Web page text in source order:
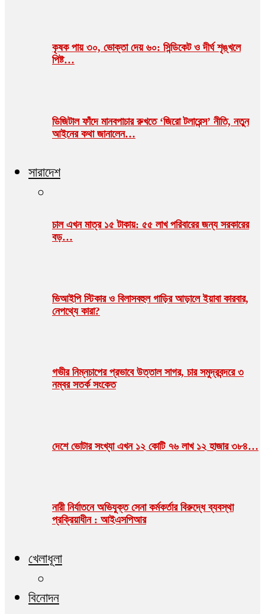
কৃষক পায় ৩০, ভোক্তা দেয় ৬০: সিন্ডিকেট ও দীর্ঘ শৃঙ্খলে
পিষ্ট…
ডিজিটাল ফাঁদে মানবপাচার রুখতে ‘জিরো টলারেন্স’ নীতি, নতুন
আইনের কথা জানালেন…
সারাদেশ
চাল এখন মাত্র ১৫ টাকায়: ৫৫ লাখ পরিবারের জন্য সরকারের
বড়…
ভিআইপি স্টিকার ও বিলাসবহুল গাড়ির আড়ালে ইয়াবা কারবার,
নেপথ্যে কারা?
গভীর নিম্নচাপের প্রভাবে উত্তাল সাগর, চার সমুদ্রবন্দরে ৩
নম্বর সতর্ক সংকেত
দেশে ভোটার সংখ্যা এখন ১২ কোটি ৭৬ লাখ ১২ হাজার ৩৮৪…
নারী নির্যাতনে অভিযুক্ত সেনা কর্মকর্তার বিরুদ্ধে ব্যবস্থা
প্রক্রিয়াধীন : আইএসপিআর
খেলাধূলা
বিনোদন